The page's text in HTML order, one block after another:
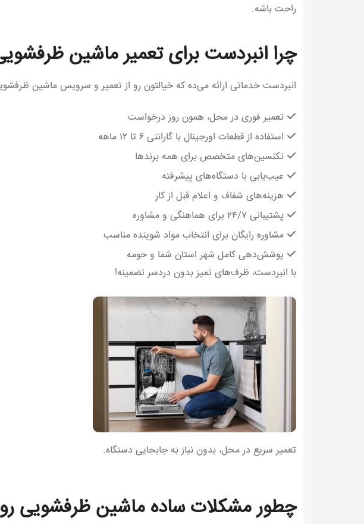
راحت باشه.
چرا انبردست برای تعمیر ماشین
انبردست خدماتی ارائه می‌ده که خیالتون رو از تعمیر و سرویس ماشین
تعمیر فوری در محل، همون روز درخواست
استفاده از قطعات اورجینال با گارانتی ۶ تا ۱۲ ماهه
تکنسین‌های متخصص برای همه برندها
عیب‌یابی با دستگاه‌های پیشرفته
هزینه‌های شفاف و اعلام قبل از کار
پشتیبانی ۲۴/۷ برای هماهنگی و مشاوره
مشاوره رایگان برای انتخاب مواد شوینده مناسب
پوشش‌دهی کامل شهر استان شما و حومه
با انبردست، ظرف‌های تمیز بدون دردسر تضمینه!
تعمیر سریع در محل، بدون نیاز به جابجایی دستگاه.
چطور مشکلات ساده ماشین ظرفشویی